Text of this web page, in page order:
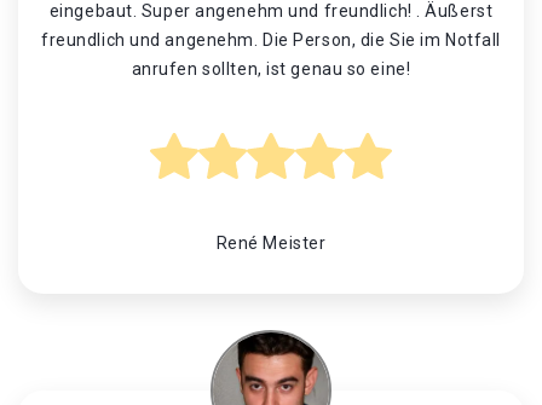
eingebaut. Super angenehm und freundlich! . Äußerst
freundlich und angenehm. Die Person, die Sie im Notfall
anrufen sollten, ist genau so eine!
René Meister